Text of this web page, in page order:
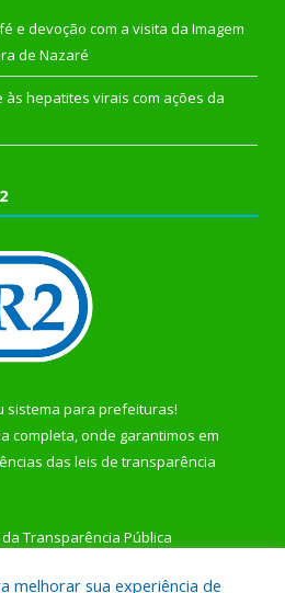
e devoção com a visita da Imagem
de Nazaré
hepatites virais com ações da
sistema para prefeituras!
completa, onde garantimos em
das leis de transparência
Transparência Pública
melhorar sua experiência de